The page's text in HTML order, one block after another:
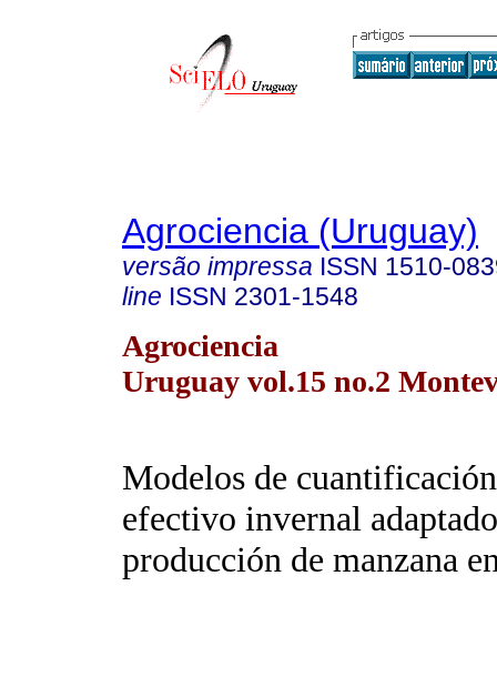
Agrociencia (Uruguay)
versão impressa ISSN 1510-
line ISSN 2301-1548
Agrociencia
Uruguay vol.15 no.2
Modelos de
efectivo invernal
producción de manzana